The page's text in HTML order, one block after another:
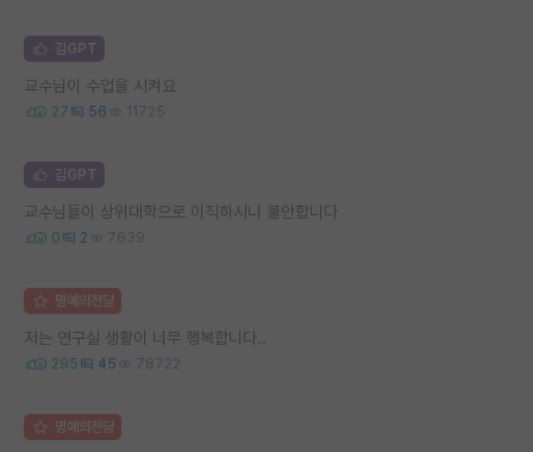
김GPT
교수님이 수업을 시켜요
27 56 11725
김GPT
교수님들이 상위대학으로 이직하시니 불안합니다
0 2 7639
명예의전당
저는 연구실 생활이 너무 행복합니다..
295 45 78722
명예의전당